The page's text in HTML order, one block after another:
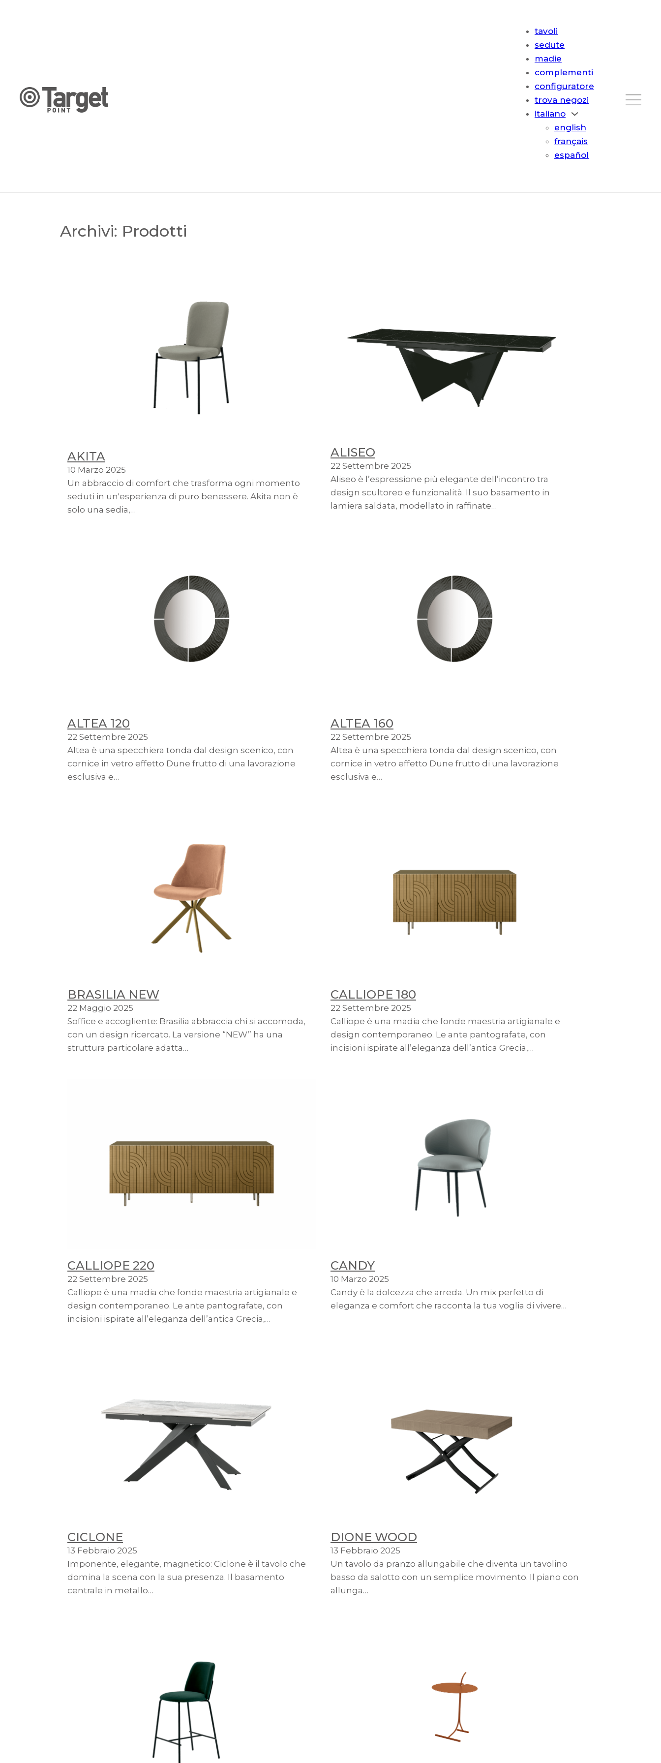
tavoli
sedute
madie
complementi
configuratore
trova negozi
italiano
english
français
español
Archivi: Prodotti
AKITA
10 Marzo 2025
Un abbraccio di comfort che trasforma ogni momento
seduti in un'esperienza di puro benessere. Akita non è
solo una sedia,…
ALISEO
22 Settembre 2025
Aliseo è l’espressione più elegante dell’incontro tra
design scultoreo e funzionalità. Il suo basamento in
lamiera saldata, modellato in raffinate…
ALTEA 120
22 Settembre 2025
Altea è una specchiera tonda dal design scenico, con
cornice in vetro effetto Dune frutto di una lavorazione
esclusiva e…
ALTEA 160
22 Settembre 2025
Altea è una specchiera tonda dal design scenico, con
cornice in vetro effetto Dune frutto di una lavorazione
esclusiva e…
BRASILIA NEW
22 Maggio 2025
Soffice e accogliente: Brasilia abbraccia chi si accomoda,
con un design ricercato. La versione “NEW” ha una
struttura particolare adatta…
CALLIOPE 180
22 Settembre 2025
Calliope è una madia che fonde maestria artigianale e
design contemporaneo. Le ante pantografate, con
incisioni ispirate all’eleganza dell’antica Grecia,…
CALLIOPE 220
22 Settembre 2025
Calliope è una madia che fonde maestria artigianale e
design contemporaneo. Le ante pantografate, con
incisioni ispirate all’eleganza dell’antica Grecia,…
CANDY
10 Marzo 2025
Candy è la dolcezza che arreda. Un mix perfetto di
eleganza e comfort che racconta la tua voglia di vivere…
CICLONE
13 Febbraio 2025
Imponente, elegante, magnetico: Ciclone è il tavolo che
domina la scena con la sua presenza. Il basamento
centrale in metallo…
DIONE WOOD
13 Febbraio 2025
Un tavolo da pranzo allungabile che diventa un tavolino
basso da salotto con un semplice movimento. Il piano con
allunga…